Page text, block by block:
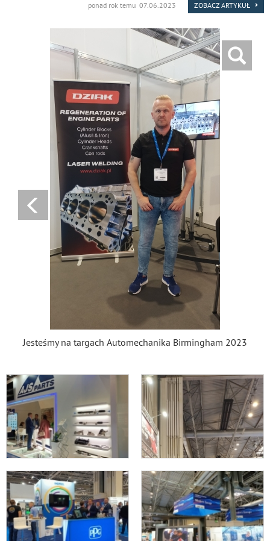
ponad rok temu 07.06.2023 ZOBACZ ARTYKUŁ
Jesteśmy na targach Automechanika Birmingham 2023